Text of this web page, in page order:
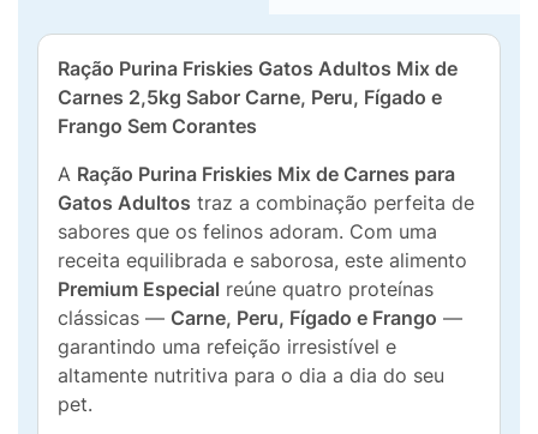
Ração Purina Friskies Gatos Adultos Mix de
Carnes 2,5kg Sabor Carne, Peru, Fígado e
Frango Sem Corantes
A Ração Purina Friskies Mix de Carnes para
Gatos Adultos traz a combinação perfeita de
sabores que os felinos adoram. Com uma
receita equilibrada e saborosa, este alimento
Premium Especial reúne quatro proteínas
clássicas — Carne, Peru, Fígado e Frango —
garantindo uma refeição irresistível e
altamente nutritiva para o dia a dia do seu
pet.